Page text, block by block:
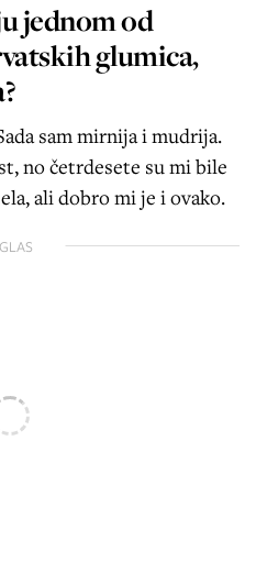
jednom od
glumica,
sam mirnija i mudrija.
no četrdesete su mi bile
ali dobro mi je i ovako.